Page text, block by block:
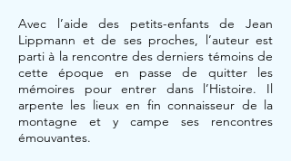
Avec l’aide des petits-enfants de Jean
Lippmann et de ses proches, l’auteur est
parti à la rencontre des derniers témoins de
cette époque en passe de quitter les
mémoires pour entrer dans l’Histoire. Il
arpente les lieux en fin connaisseur de la
montagne et y campe ses rencontres
émouvantes.